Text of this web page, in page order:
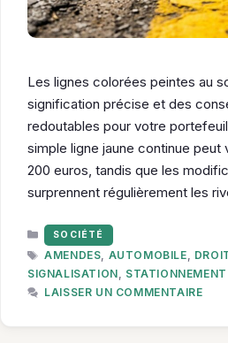
Les lignes colorées peintes au
signification précise et des
redoutables pour votre
simple ligne jaune continue peut
200 euros, tandis que les
surprennent régulièrement les
CATÉGORIES
SOCIÉTÉ
ÉTIQUETTES
AMENDES, AUTOMOBILE,
SIGNALISATION, STATIONNEMENT
LAISSER UN COMMENTAIRE